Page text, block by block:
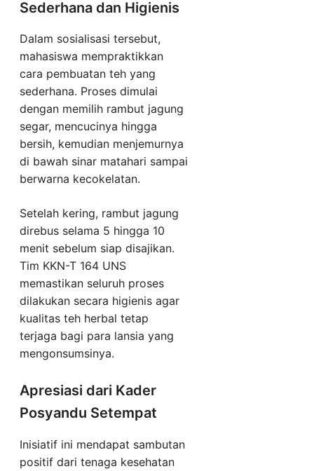
Sederhana dan Higienis
Dalam sosialisasi tersebut,
mahasiswa mempraktikkan
cara pembuatan teh yang
sederhana. Proses dimulai
dengan memilih rambut jagung
segar, mencucinya hingga
bersih, kemudian menjemurnya
di bawah sinar matahari sampai
berwarna kecokelatan.
Setelah kering, rambut jagung
direbus selama 5 hingga 10
menit sebelum siap disajikan.
Tim KKN-T 164 UNS
memastikan seluruh proses
dilakukan secara higienis agar
kualitas teh herbal tetap
terjaga bagi para lansia yang
mengonsumsinya.
Apresiasi dari Kader
Posyandu Setempat
Inisiatif ini mendapat sambutan
positif dari tenaga kesehatan